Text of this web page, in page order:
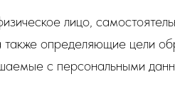
лицо,
определяющие цели
с персональными